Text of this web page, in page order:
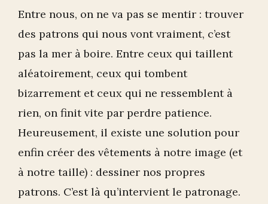
Entre nous, on ne va pas se mentir : trouver
des patrons qui nous vont vraiment, c’est
pas la mer à boire. Entre ceux qui taillent
aléatoirement, ceux qui tombent
bizarrement et ceux qui ne ressemblent à
rien, on finit vite par perdre patience.
Heureusement, il existe une solution pour
enfin créer des vêtements à notre image (et
à notre taille) : dessiner nos propres
patrons. C’est là qu’intervient le patronage.